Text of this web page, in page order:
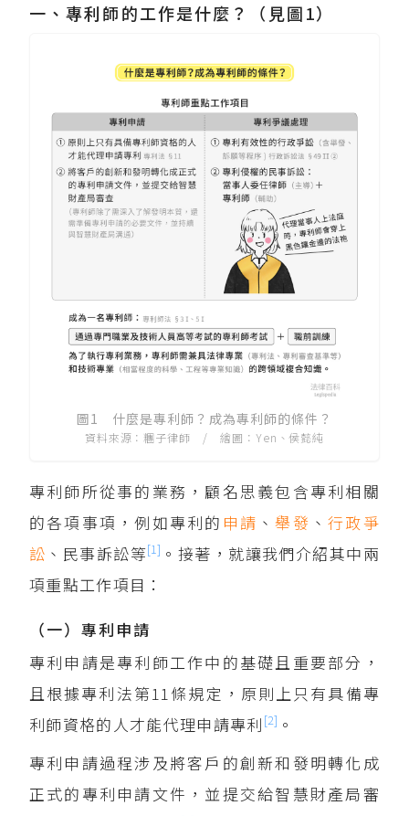
一、專利師的工作是什麼？（見圖1）
圖1 什麼是專利師？成為專利師的條件？
資料來源：糰子律師 / 繪圖：Yen、侯懿純
專利師所從事的業務，顧名思義包含專利相關
的各項事項，例如專利的 申請 、舉發 、行政爭
訟 、民事訴訟等[1] 。接著，就讓我們介紹其中兩
項重點工作項目：
（一）專利申請
專利申請是專利師工作中的基礎且重要部分，
且根據專利法第11條規定，原則上只有具備專
利師資格的人才能代理申請專利 [2] 。
專利申請過程涉及將客戶的創新和發明轉化成
正式的專利申請文件，並提交給智慧財產局審